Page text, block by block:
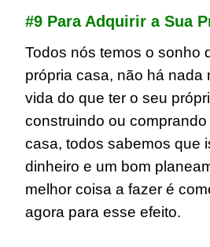
#9 Para Adquirir a Sua
Todos nós temos o sonho
própria casa, não há nada
vida do que ter o seu
construindo ou
casa, todos sabemos que
dinheiro e um bom
melhor coisa a fazer é
agora para esse efeito.